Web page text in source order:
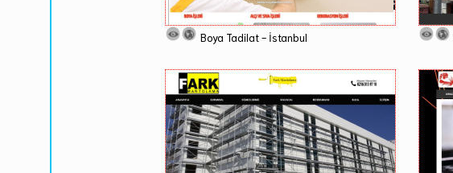
Boya Tadilat - İstanbul